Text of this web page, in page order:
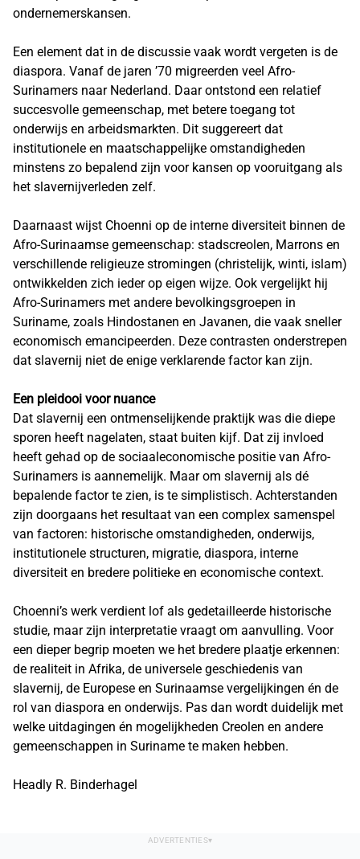
ondernemerskansen.
Een element dat in de discussie vaak wordt vergeten is de
diaspora. Vanaf de jaren ’70 migreerden veel Afro-
Surinamers naar Nederland. Daar ontstond een relatief
succesvolle gemeenschap, met betere toegang tot
onderwijs en arbeidsmarkten. Dit suggereert dat
institutionele en maatschappelijke omstandigheden
minstens zo bepalend zijn voor kansen op vooruitgang als
het slavernijverleden zelf.
Daarnaast wijst Choenni op de interne diversiteit binnen de
Afro-Surinaamse gemeenschap: stadscreolen, Marrons en
verschillende religieuze stromingen (christelijk, winti, islam)
ontwikkelden zich ieder op eigen wijze. Ook vergelijkt hij
Afro-Surinamers met andere bevolkingsgroepen in
Suriname, zoals Hindostanen en Javanen, die vaak sneller
economisch emancipeerden. Deze contrasten onderstrepen
dat slavernij niet de enige verklarende factor kan zijn.
Een pleidooi voor nuance
Dat slavernij een ontmenselijkende praktijk was die diepe
sporen heeft nagelaten, staat buiten kijf. Dat zij invloed
heeft gehad op de sociaaleconomische positie van Afro-
Surinamers is aannemelijk. Maar om slavernij als dé
bepalende factor te zien, is te simplistisch. Achterstanden
zijn doorgaans het resultaat van een complex samenspel
van factoren: historische omstandigheden, onderwijs,
institutionele structuren, migratie, diaspora, interne
diversiteit en bredere politieke en economische context.
Choenni’s werk verdient lof als gedetailleerde historische
studie, maar zijn interpretatie vraagt om aanvulling. Voor
een dieper begrip moeten we het bredere plaatje erkennen:
de realiteit in Afrika, de universele geschiedenis van
slavernij, de Europese en Surinaamse vergelijkingen én de
rol van diaspora en onderwijs. Pas dan wordt duidelijk met
welke uitdagingen én mogelijkheden Creolen en andere
gemeenschappen in Suriname te maken hebben.
Headly R. Binderhagel